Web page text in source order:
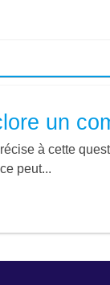
un
à cette
peut...